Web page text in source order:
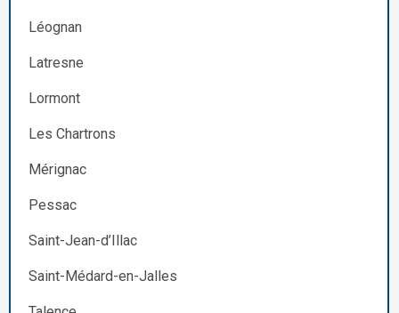
Léognan
Latresne
Lormont
Les Chartrons
Mérignac
Pessac
Saint-Jean-d’Illac
Saint-Médard-en-Jalles